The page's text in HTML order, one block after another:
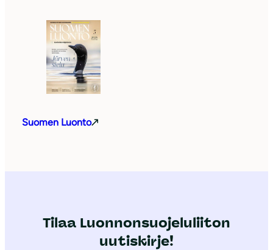
Suomen Luonto
Tilaa Luonnonsuojeluliiton
uutiskirje!